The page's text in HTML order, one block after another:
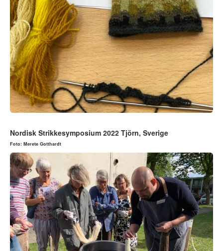
Nordisk Strikkesymposium 2022 Tjörn, Sverige
Foto: Merete Gotthardt